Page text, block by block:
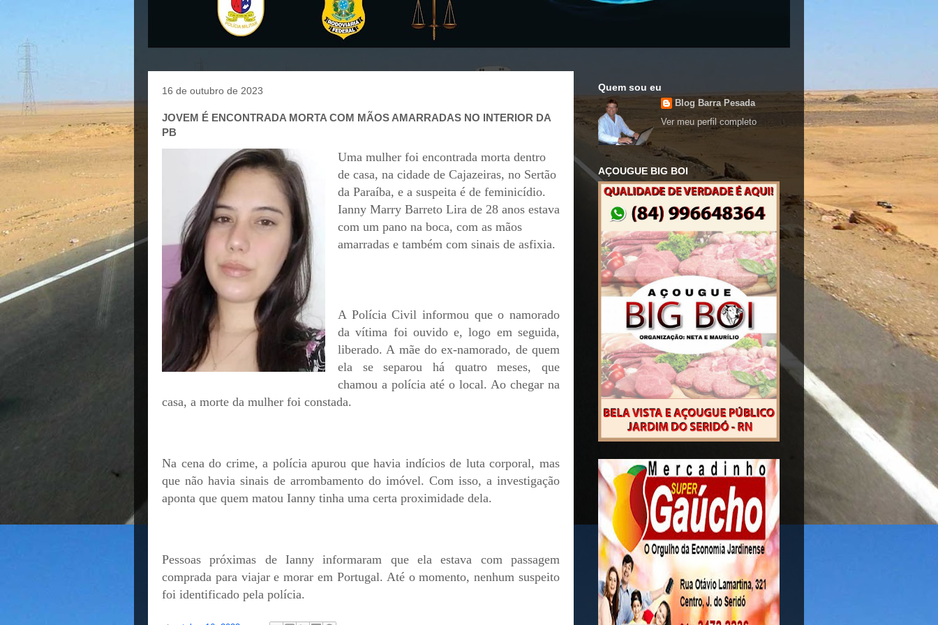
16 de outubro de 2023
JOVEM É ENCONTRADA MORTA COM MÃOS AMARRADAS NO INTERIOR DA
PB
Uma mulher foi encontrada morta dentro
de casa, na cidade de Cajazeiras, no Sertão
da Paraíba, e a suspeita é de feminicídio.
Ianny Marry Barreto Lira de 28 anos estava
com um pano na boca, com as mãos
amarradas e também com sinais de asfixia.
A Polícia Civil informou que o namorado
da vítima foi ouvido e, logo em seguida,
liberado. A mãe do ex-namorado, de quem
ela se separou há quatro meses, que
chamou a polícia até o local. Ao chegar na
casa, a morte da mulher foi constada.
Na cena do crime, a polícia apurou que havia indícios de luta corporal, mas
que não havia sinais de arrombamento do imóvel. Com isso, a investigação
aponta que quem matou Ianny tinha uma certa proximidade dela.
Pessoas próximas de Ianny informaram que ela estava com passagem
comprada para viajar e morar em Portugal. Até o momento, nenhum suspeito
foi identificado pela polícia.
Quem sou eu
Blog Barra Pesada
Ver meu perfil completo
AÇOUGUE BIG BOI